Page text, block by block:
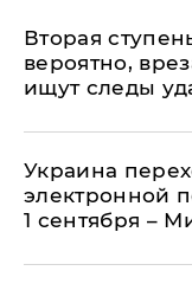
Вторая
вероятно,
ищут следы
Украина
электронной
1 сентября –